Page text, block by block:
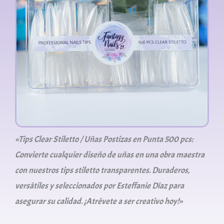
«Tips Clear Stiletto / Uñas Postizas en Punta 500 pcs:
Convierte cualquier diseño de uñas en una obra maestra
con nuestros tips stiletto transparentes. Duraderos,
versátiles y seleccionados por Esteffanie Díaz para
asegurar su calidad. ¡Atrévete a ser creativo hoy!»